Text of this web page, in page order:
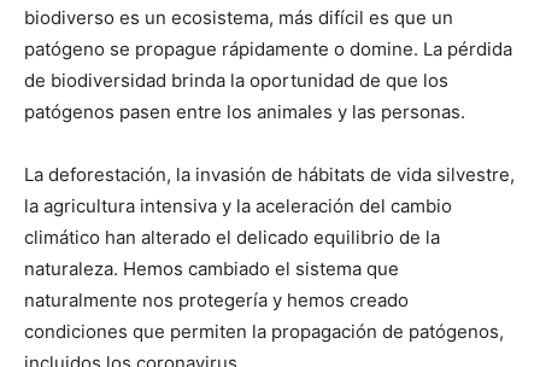
biodiverso es un ecosistema, más difícil es que un
patógeno se propague rápidamente o domine. La pérdida
de biodiversidad brinda la oportunidad de que los
patógenos pasen entre los animales y las personas.
La deforestación, la invasión de hábitats de vida silvestre,
la agricultura intensiva y la aceleración del cambio
climático han alterado el delicado equilibrio de la
naturaleza. Hemos cambiado el sistema que
naturalmente nos protegería y hemos creado
condiciones que permiten la propagación de patógenos,